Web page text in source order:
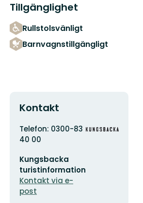
Tillgänglighet
Rullstolsvänligt
Barnvagnstillgängligt
Kontakt
Adress
Telefon: 0300-83
40 00
postadress
Kungsbacka
turistinformation
Kontakt via e-
post
Organisationens